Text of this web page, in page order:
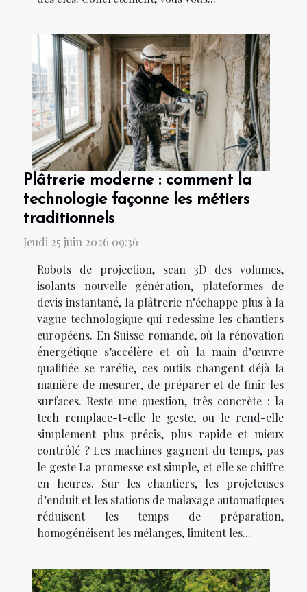
Plâtrerie moderne : comment la
technologie façonne les métiers
traditionnels
Jeudi 25 juin 2026 09:36
Robots de projection, scan 3D des volumes,
isolants nouvelle génération, plateformes de
devis instantané, la plâtrerie n’échappe plus à la
vague technologique qui redessine les chantiers
européens. En Suisse romande, où la rénovation
énergétique s’accélère et où la main-d’œuvre
qualifiée se raréfie, ces outils changent déjà la
manière de mesurer, de préparer et de finir les
surfaces. Reste une question, très concrète : la
tech remplace-t-elle le geste, ou le rend-elle
simplement plus précis, plus rapide et mieux
contrôlé ? Les machines gagnent du temps, pas
le geste La promesse est simple, et elle se chiffre
en heures. Sur les chantiers, les projeteuses
d’enduit et les stations de malaxage automatiques
réduisent les temps de préparation,
homogénéisent les mélanges, limitent les...